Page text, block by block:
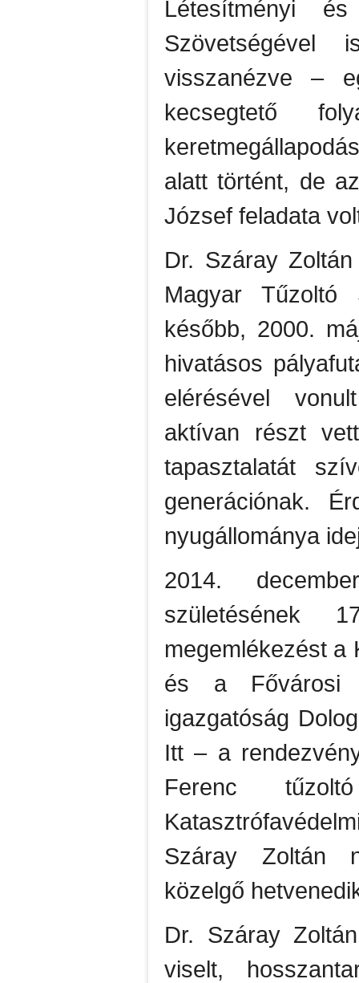
Létesítményi
visszanézve –
kecsegtető
alatt történt, de
József feladata
Dr. Száray
Magyar Tűzoltó
később, 2000.
hivatásos
elérésével
aktívan részt
tapasztalatát
generációnak.
nyugállománya
2014.
születésének
megemlékezést a
és a Fővárosi
igazgatóság
Itt – a
Ferenc
Száray Zoltán
közelgő
Dr. Száray
viselt,